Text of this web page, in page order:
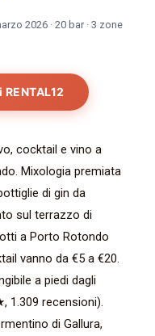
2026 · 20 bar · 3 zone
cocktail e vino a
Mixologia premiata
di gin da
sul terrazzo di
a Porto Rotondo
vanno da €5 a €20.
a piedi dagli
1.309 recensioni).
di Gallura,